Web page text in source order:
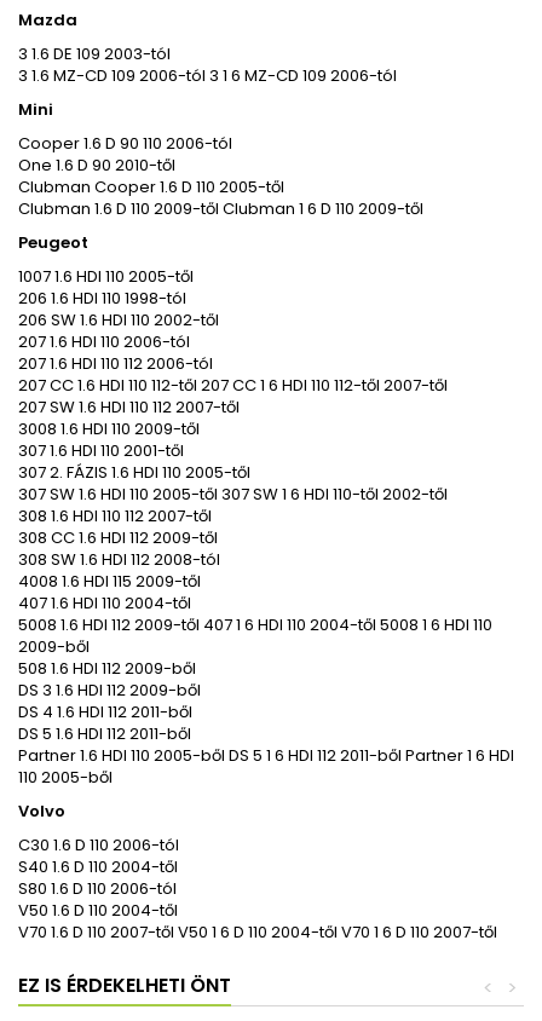
Mazda
3 1.6 DE 109 2003-tól
3 1.6 MZ-CD 109 2006-tól 3 1 6 MZ-CD 109 2006-tól
Mini
Cooper 1.6 D 90 110 2006-tól
One 1.6 D 90 2010-től
Clubman Cooper 1.6 D 110 2005-től
Clubman 1.6 D 110 2009-től Clubman 1 6 D 110 2009-től
Peugeot
1007 1.6 HDI 110 2005-től
206 1.6 HDI 110 1998-tól
206 SW 1.6 HDI 110 2002-től
207 1.6 HDI 110 2006-tól
207 1.6 HDI 110 112 2006-tól
207 CC 1.6 HDI 110 112-től 207 CC 1 6 HDI 110 112-től 2007-től
207 SW 1.6 HDI 110 112 2007-től
3008 1.6 HDI 110 2009-től
307 1.6 HDI 110 2001-től
307 2. FÁZIS 1.6 HDI 110 2005-től
307 SW 1.6 HDI 110 2005-től 307 SW 1 6 HDI 110-től 2002-től
308 1.6 HDI 110 112 2007-től
308 CC 1.6 HDI 112 2009-től
308 SW 1.6 HDI 112 2008-tól
4008 1.6 HDI 115 2009-től
407 1.6 HDI 110 2004-től
5008 1.6 HDI 112 2009-től 407 1 6 HDI 110 2004-től 5008 1 6 HDI 110
2009-ből
508 1.6 HDI 112 2009-ből
DS 3 1.6 HDI 112 2009-ből
DS 4 1.6 HDI 112 2011-ből
DS 5 1.6 HDI 112 2011-ből
Partner 1.6 HDI 110 2005-ből DS 5 1 6 HDI 112 2011-ből Partner 1 6 HDI
110 2005-ből
Volvo
C30 1.6 D 110 2006-tól
S40 1.6 D 110 2004-től
S80 1.6 D 110 2006-tól
V50 1.6 D 110 2004-től
V70 1.6 D 110 2007-től V50 1 6 D 110 2004-től V70 1 6 D 110 2007-től
EZ IS ÉRDEKELHETI ÖNT >
<